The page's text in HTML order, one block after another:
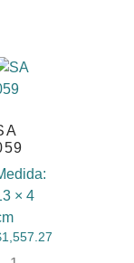
× 4
1,557.27